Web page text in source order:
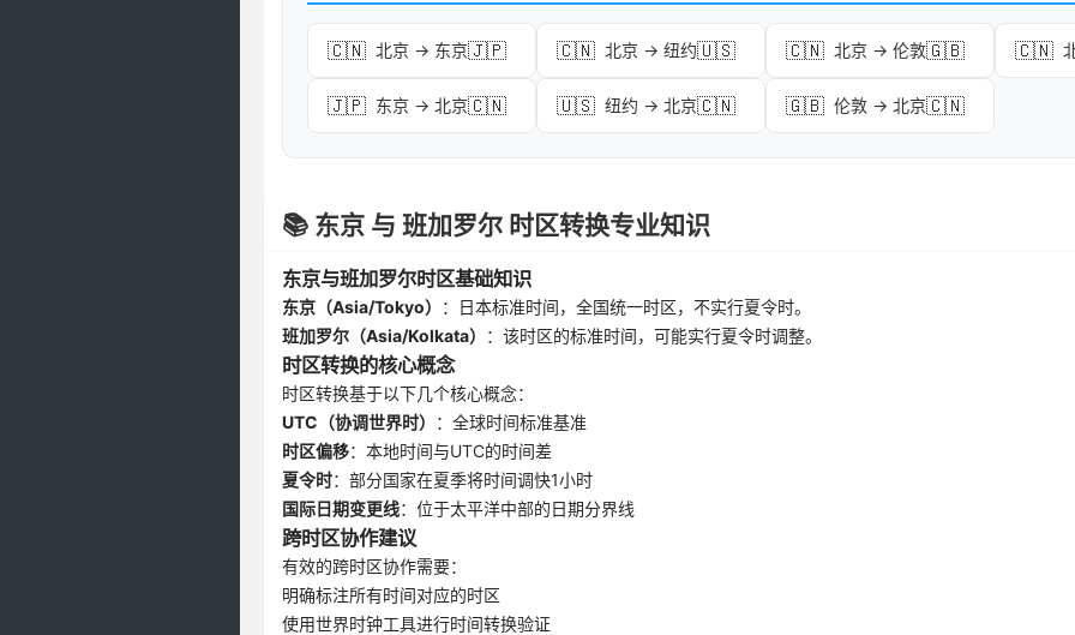
🇨🇳 北京 → 东京🇯🇵 🇨🇳 北京 → 纽约🇺🇸 🇨🇳 北京 → 伦敦🇬🇧 🇨🇳
🇯🇵 东京 → 北京🇨🇳 🇺🇸 纽约 → 北京🇨🇳 🇬🇧 伦敦 → 北京🇨🇳
📚 东京 与 班加罗尔 时区转换专业知识
东京与班加罗尔时区基础知识
东京（Asia/Tokyo）
：日本标准时间，全国统一时区，不实行夏令时。
班加罗尔（Asia/Kolkata）
：该时区的标准时间，可能实行夏令时调整。
时区转换的核心概念
时区转换基于以下几个核心概念：
UTC（协调世界时）
：全球时间标准基准
时区偏移：本地时间与UTC的时间差
夏令时：部分国家在夏季将时间调快1小时
国际日期变更线：位于太平洋中部的日期分界线
跨时区协作建议
有效的跨时区协作需要：
明确标注所有时间对应的时区
使用世界时钟工具进行时间转换验证